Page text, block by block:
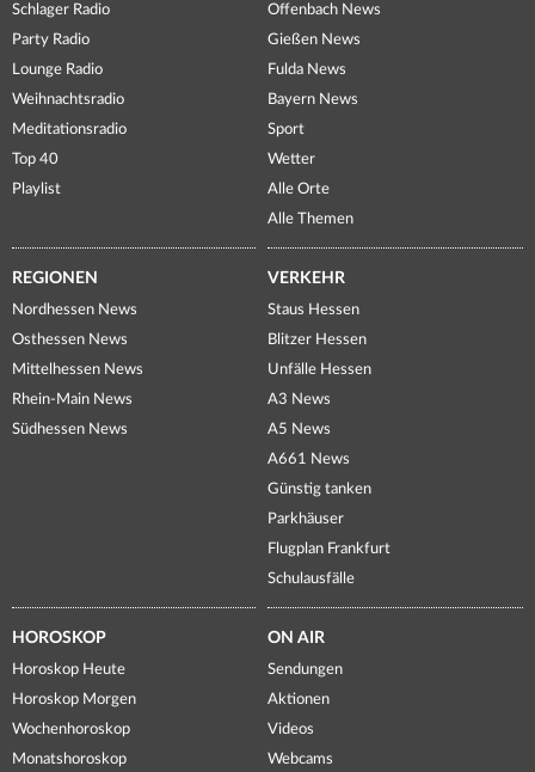
Schlager Radio
Party Radio
Lounge Radio
Weihnachtsradio
Meditationsradio
Top 40
Playlist
Offenbach News
Gießen News
Fulda News
Bayern News
Sport
Wetter
Alle Orte
Alle Themen
REGIONEN
Nordhessen News
Osthessen News
Mittelhessen News
Rhein-Main News
Südhessen News
VERKEHR
Staus Hessen
Blitzer Hessen
Unfälle Hessen
A3 News
A5 News
A661 News
Günstig tanken
Parkhäuser
Flugplan Frankfurt
Schulausfälle
HOROSKOP
Horoskop Heute
Horoskop Morgen
Wochenhoroskop
Monatshoroskop
ON AIR
Sendungen
Aktionen
Videos
Webcams